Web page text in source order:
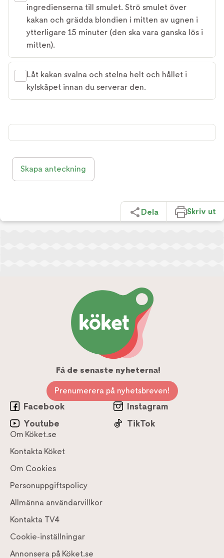
ingredienserna till smulet. Strö smulet över
kakan och grädda blondien i mitten av ugnen i
ytterligare 15 minuter (den ska vara ganska lös i
mitten).
Låt kakan svalna och stelna helt och hållet i
kylskåpet innan du serverar den.
Skapa anteckning
Dela Skriv ut
Få de senaste nyheterna!
Prenumerera på nyhetsbreven!
Facebook
Instagram
Youtube
TikTok
Om Köket.se
Kontakta Köket
Om Cookies
Personuppgiftspolicy
Allmänna användarvillkor
Kontakta TV4
Cookie-inställningar
Annonsera på Köket.se